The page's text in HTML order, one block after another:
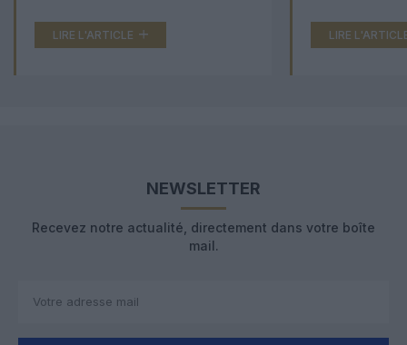
LIRE L'ARTICLE LIRE
NEWSLETTER
Recevez notre actualité, directement dans votre boîte
mail.